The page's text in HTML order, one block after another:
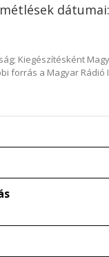
Kiegészítésként
forrás a Magyar Rádió